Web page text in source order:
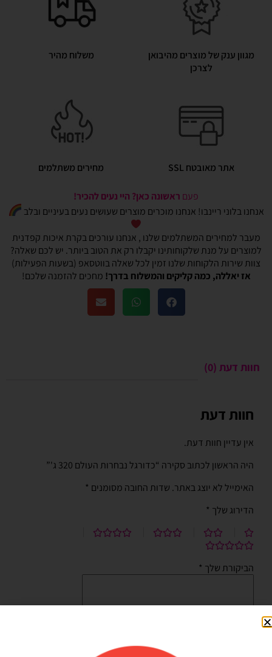
מגוון ענק של מוצרים מהיבואן
לצרכן
משלוח מהיר
אתר מאובטח SSL מחירים משתלמים
פעם ראשונה כאן? היי נעים להכיר!
אנחנו בלוני ריינבו! אנחנו מוכרים מוצרים שעושים נעים בעיניים ובלב
מעבר למחירים המשתלמים שלנו , אנחנו עורכים בקרת איכות קפדנית
למוצרים על מנת שלקוחותינו יקבלו רק את הטוב ביותר. יש לכם שאלה?
צוות שירות הלקוחות שלנו זמין לכל שאלה בווטסאפ (בשעות הפעילות)
אז יאללה, כמה קליקים והמשלוח בדרך! מחכים להזמנה שלכם!
חוות דעת (0)
חוות דעת
אין עדיין חוות דעת.
היה הראשון לכתוב סקירה “כדורגל נבחרות העולם 320 ג'”
האימייל לא יוצג באתר. שדות החובה מסומנים *
הדירוג שלך *
הביקורת שלך *